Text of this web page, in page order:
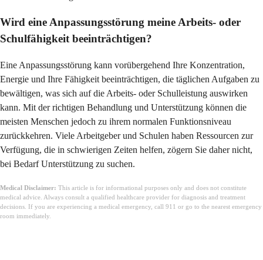
Wird eine Anpassungsstörung meine Arbeits- oder
Schulfähigkeit beeinträchtigen?
Eine Anpassungsstörung kann vorübergehend Ihre Konzentration,
Energie und Ihre Fähigkeit beeinträchtigen, die täglichen Aufgaben zu
bewältigen, was sich auf die Arbeits- oder Schulleistung auswirken
kann. Mit der richtigen Behandlung und Unterstützung können die
meisten Menschen jedoch zu ihrem normalen Funktionsniveau
zurückkehren. Viele Arbeitgeber und Schulen haben Ressourcen zur
Verfügung, die in schwierigen Zeiten helfen, zögern Sie daher nicht,
bei Bedarf Unterstützung zu suchen.
Medical Disclaimer: This article is for informational purposes only and does not constitute
medical advice. Always consult a qualified healthcare provider for diagnosis and treatment
decisions. If you are experiencing a medical emergency, call 911 or go to the nearest emergency
room immediately.